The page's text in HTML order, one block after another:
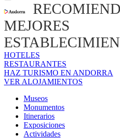
MEJORES
HOTELES
RESTAURANTES
HAZ TURISMO EN ANDORRA
VER ALOJAMIENTOS
Museos
Monumentos
Itinerarios
Exposiciones
Actividades